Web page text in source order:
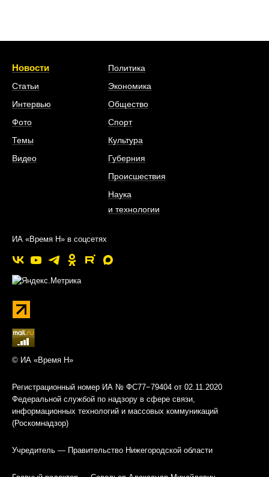
Новости
Статьи
Интервью
Фото
Темы
Видео
Политика
Экономика
Общество
Спорт
Культура
Губерния
Происшествия
Наука
и технологии
ИА «Время Н» в соцсетях
© ИА «Время Н»
Регистрационный номер ИА № ФС77−79404 от 02.11.2020
Федеральной службой по надзору в сфере связи,
информационных технологий и массовых коммуникаций
(Роскомнадзор)
Учредитель — Правительство Нижегородской области